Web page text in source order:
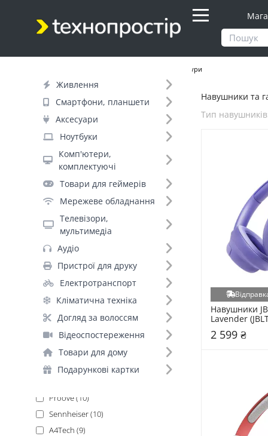
Живлення
Смартфони, планшети
Аксесуари
Ноутбуки
Комп'ютери,
комплектуючі
Товари для геймерів
Мережеве обладнання
Телевізори,
мультимедіа
Аудіо
Пристрої для друку
Електротранспорт
Кліматична техніка
Догляд за волоссям
Відеоспостереження
Товари для дому
Подарункові картки
Навушники та гарнітури
Фільтр
Днів до відправки (8)
Бренд (57)
JBL (54)
Logitech (22)
Sony (18)
Hoco (17)
Defender (16)
Razer (16)
Borofone (12)
Jabra (12)
Hator (11)
Proove (10)
Sennheiser (10)
A4Tech (9)
Навушники та
Тип
Навушники
Lavender
2 599 ₴